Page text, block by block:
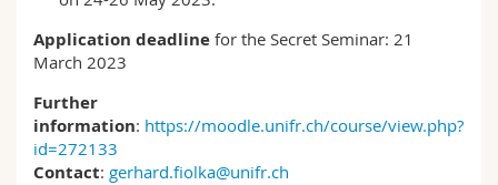
Application deadline for the Secret Seminar: 21
March 2023
Further
information: https://moodle.unifr.ch/course/view.php?
id=272133
Contact: gerhard.fiolka@unifr.ch